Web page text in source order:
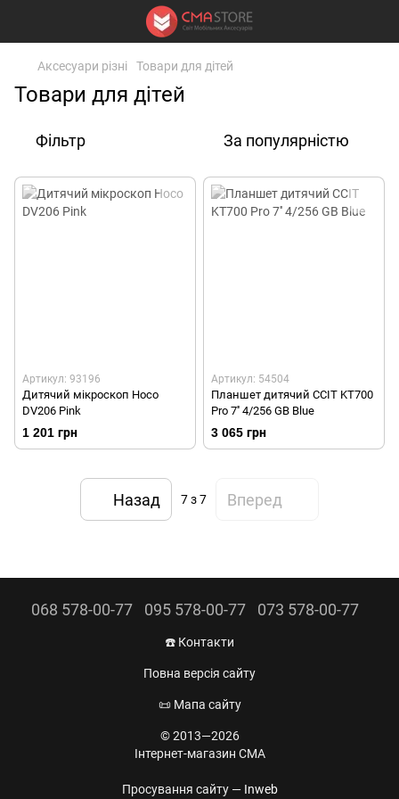
Аксесуари різні Товари для дітей
Товари для дітей
Фільтр За популярністю
Артикул: 93196
Дитячий мікроскоп Hoco
DV206 Pink
1 201 грн
Артикул: 54504
Планшет дитячий CCIT KT700
Pro 7'' 4/256 GB Blue
3 065 грн
Назад 7з 7 Вперед
068 578-00-77 095 578-00-77 073 578-00-77
☎️ Контакти
Повна версія сайту
📜 Мапа сайту
© 2013—2026
Інтернет-магазин CMA
Просування сайту — Inweb